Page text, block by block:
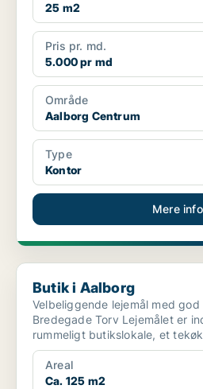
25 m2
Pris pr. md.
5.000 pr md
Område
Aalborg Centrum
Type
Kontor
Mere info
Butik i Aalborg
Butik i Aalborg
Velbeliggende lejemål med
Bredegade Torv Lejemålet er
rummeligt butikslokale, et
toiletfaciliteter...
Areal
Ca. 125 m2